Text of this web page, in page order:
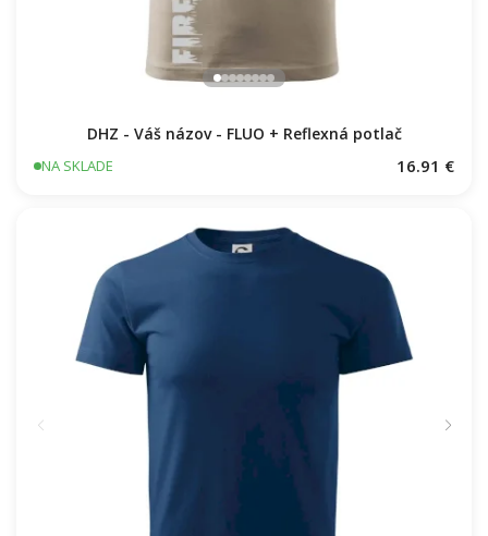
DHZ - Váš názov - FLUO + Reflexná potlač
NA SKLADE 16.91 €